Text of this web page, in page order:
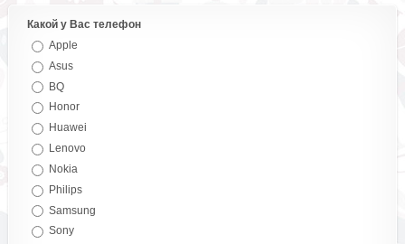
Какой у Вас телефон
Apple
Asus
BQ
Honor
Huawei
Lenovo
Nokia
Philips
Samsung
Sony